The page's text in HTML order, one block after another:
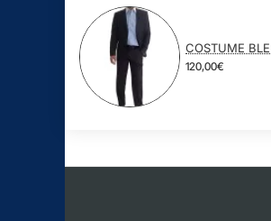
120,00€